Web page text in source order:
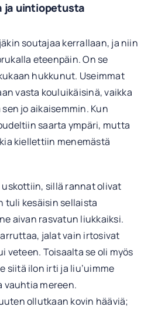
ja uintiopetusta
soutajaa kerrallaan, ja niin
eteenpäin. On se
hukkunut. Useimmat
vasta kouluikäisinä, vaikka
jo aikaisemmin. Kun
saarta ympäri, mutta
kiellettiin menemästä
uskottiin, sillä rannat olivat
tuli kesäisin sellaista
aivan rasvatun liukkaiksi.
jalat vain irtosivat
veteen. Toisaalta se oli myös
siitä ilon irti ja liu’uimme
vauhtia mereen.
ollutkaan kovin hääviä;